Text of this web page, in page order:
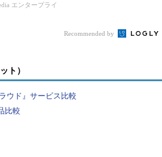
エンタープライ
Recommended by
ト）
ウド』サービス比較
比較